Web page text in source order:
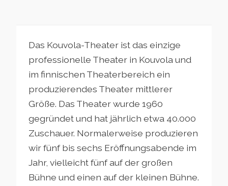
Das Kouvola-Theater ist das einzige
professionelle Theater in Kouvola und
im finnischen Theaterbereich ein
produzierendes Theater mittlerer
Größe. Das Theater wurde 1960
gegründet und hat jährlich etwa 40.000
Zuschauer. Normalerweise produzieren
wir fünf bis sechs Eröffnungsabende im
Jahr, vielleicht fünf auf der großen
Bühne und einen auf der kleinen Bühne.